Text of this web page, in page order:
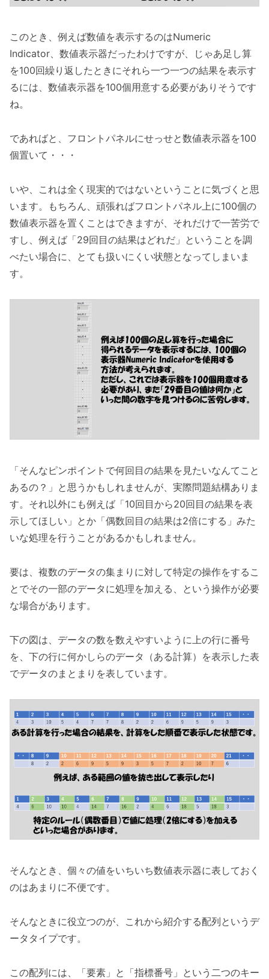
このとき、例えば数値を表示するのはNumeric
Indicator、数値表示器だったわけですが、じゃあ足し算
を100回繰り返したときにそれら一つ一つの結果を表示す
るには、数値表示器を100個用意する必要がありそうです
ね。
であればと、フロントパネルにせっせと数値表示器を100
個置いて・・・
いや、これは全く現実的ではないということに気づくと思
います。もちろん、頑張ればフロントパネル上に100個の
数値表示器を置くことはできますが、それだけで一苦労で
すし、例えば「29回目の結果はどれだ」ということを調
べたい場合に、とても扱いにくい状態となってしまいま
す。
「そんなピンポイントで何回目の結果を見たいなんてこと
あるの？」と思うかもしれませんが、実際問題結構ありま
す。それ以外にも例えば「10回目から20回目の結果を表
示してほしい」とか「偶数回目の結果は2倍にする」みた
いな処理を行うことがあるかもしれません。
要は、複数のデータの集まりに対して特定の操作をするこ
とでその一部のデータに処理を加える、という操作が必要
な場合があります。
下の図は、データの数を数えやすいように上の行に番号
を、下の行に何かしらのデータ（ある計算）を表示した表
でデータのまとまりを表しています。
そんなとき、個々の値をいちいち数値表示器に表しておく
のはあまりに不便です。
そんなときに役立つのが、これから紹介する配列というデ
ータタイプです。
この配列には、「要素」と「指標番号」という二つのキー